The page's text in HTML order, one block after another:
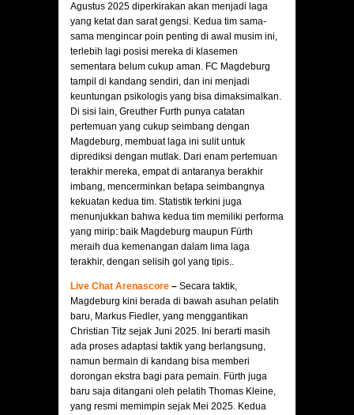
Agustus 2025 diperkirakan akan menjadi laga
yang ketat dan sarat gengsi. Kedua tim sama-
sama mengincar poin penting di awal musim ini,
terlebih lagi posisi mereka di klasemen
sementara belum cukup aman. FC Magdeburg
tampil di kandang sendiri, dan ini menjadi
keuntungan psikologis yang bisa dimaksimalkan.
Di sisi lain, Greuther Furth punya catatan
pertemuan yang cukup seimbang dengan
Magdeburg, membuat laga ini sulit untuk
diprediksi dengan mutlak. Dari enam pertemuan
terakhir mereka, empat di antaranya berakhir
imbang, mencerminkan betapa seimbangnya
kekuatan kedua tim. Statistik terkini juga
menunjukkan bahwa kedua tim memiliki performa
yang mirip: baik Magdeburg maupun Fürth
meraih dua kemenangan dalam lima laga
terakhir, dengan selisih gol yang tipis..
Live Chat Arenascore – Secara taktik,
Magdeburg kini berada di bawah asuhan pelatih
baru, Markus Fiedler, yang menggantikan
Christian Titz sejak Juni 2025. Ini berarti masih
ada proses adaptasi taktik yang berlangsung,
namun bermain di kandang bisa memberi
dorongan ekstra bagi para pemain. Fürth juga
baru saja ditangani oleh pelatih Thomas Kleine,
yang resmi memimpin sejak Mei 2025. Kedua